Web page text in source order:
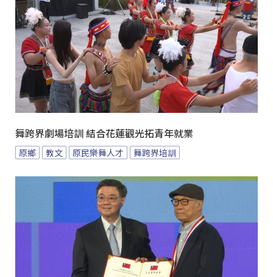
舞跨界劇場培訓 結合花蓮觀光拓青年就業
原鄉 教文 原民樂舞人才 舞跨界培訓